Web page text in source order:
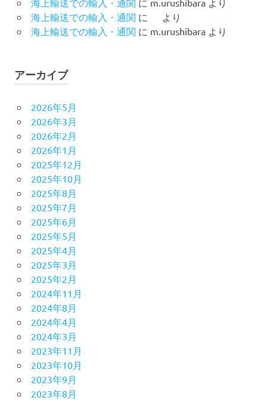
海上輸送での輸入・通関 に
より
海上輸送での輸入・通関 に m.urushibaraより
アーカイブ
2026年5月
2026年3月
2026年2月
2026年1月
2025年12月
2025年10月
2025年8月
2025年7月
2025年6月
2025年5月
2025年4月
2025年3月
2025年2月
2024年11月
2024年8月
2024年4月
2024年3月
2023年11月
2023年10月
2023年9月
2023年8月